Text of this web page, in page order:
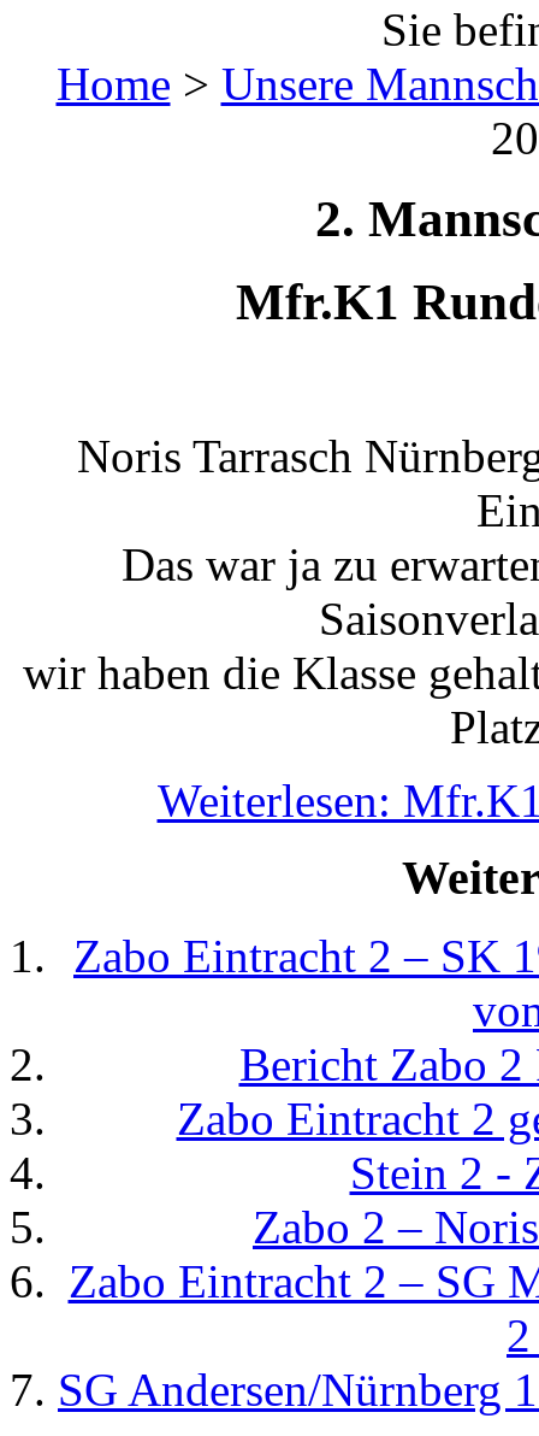
Sie
Home > Unsere
2.
Mfr.K1
Noris Tarrasch
Das war ja zu
wir haben die Klasse
Weiterlesen:
Zabo Eintracht 2 – SK
Bericht Zabo 2
Zabo Eintracht 2
Stein 2 -
Zabo 2 –
Zabo Eintracht 2 – SG
SG Andersen/Nürnberg